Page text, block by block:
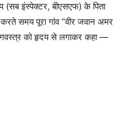
(सब इंस्पेक्टर, बीएसएफ) के पिता
समय पूरा गांव “वीर जवान अमर
को हृदय से लगाकर कहा —